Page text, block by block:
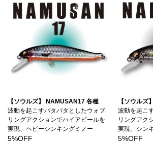
【ソウルズ】 NAMUSAN17 各種
波動を起こすバタバタとしたウォブ
リングアクションでハイアピールを
実現、ヘビーシンキングミノー
5%OFF
【ソウルズ
波動を起こ
リングアク
実現、シン
5%OFF